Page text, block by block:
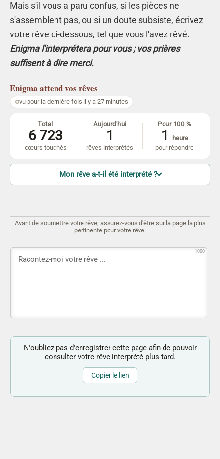
Mais s'il vous a paru confus, si les pièces ne
s'assemblent pas, ou si un doute subsiste, écrivez
votre rêve ci-dessous, tel que vous l'avez rêvé.
Enigma l'interprétera pour vous ; vos prières
suffisent à dire merci.
Enigma attend vos rêves
vu pour la dernière fois il y a 27 minutes
Total
6 723
cœurs touchés
Aujourd'hui
1
rêves interprétés
Pour 100 %
1
heure
pour répondre
Mon rêve a-t-il été interprété ?
Avant de soumettre votre rêve, assurez-vous d'être sur la page la plus
pertinente pour votre rêve.
1000
N'oubliez pas d'enregistrer cette page afin de pouvoir
consulter votre rêve interprété plus tard.
Copier le lien